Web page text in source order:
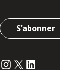
S'abonner
Instagram
Twitter